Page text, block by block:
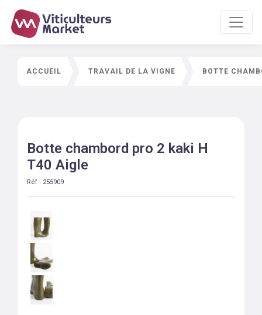
ACCUEIL TRAVAIL DE LA VIGNE BOTTE
Botte chambord pro 2 kaki H
T40 Aigle
Réf : 255909